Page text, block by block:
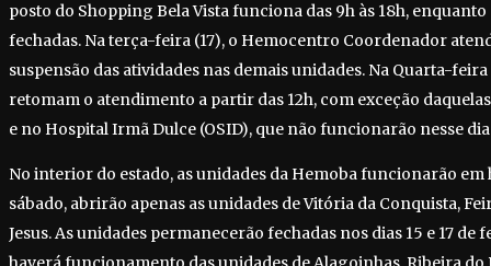
posto do Shopping Bela Vista funciona das 9h às 18h,
fechadas. Na terça-feira (17), o Hemocentro Coordenador
suspensão das atividades nas demais unidades. Na Quarta-
retomam o atendimento a partir das 12h, com exceção
e no Hospital Irmã Dulce (OSID), que não funcionarão nesse
No interior do estado, as unidades da Hemoba funcionarão em
sábado, abrirão apenas as unidades de Vitória da Conquista,
Jesus. As unidades permanecerão fechadas nos dias 15 e 17